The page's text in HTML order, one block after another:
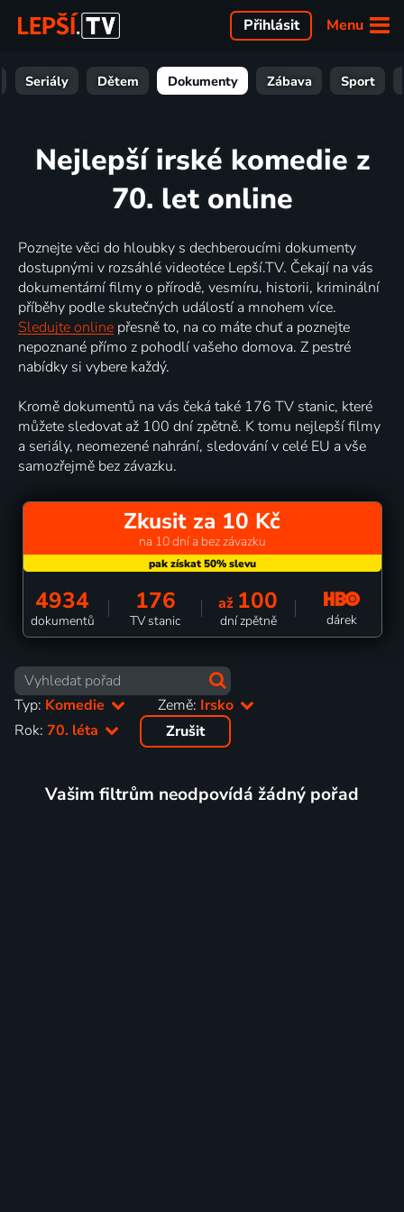
Menu
Přihlásit
Seriály Dětem Dokumenty Zábava Sport
Nejlepší irské komedie z
70. let online
Poznejte věci do hloubky s dechberoucími dokumenty
dostupnými v rozsáhlé videotéce Lepší.TV. Čekají na vás
dokumentární filmy o přírodě, vesmíru, historii, kriminální
příběhy podle skutečných událostí a mnohem více.
Sledujte online přesně to, na co máte chuť a poznejte
nepoznané přímo z pohodlí vašeho domova. Z pestré
nabídky si vybere každý.
Kromě dokumentů na vás čeká také 176 TV stanic, které
můžete sledovat až 100 dní zpětně. K tomu nejlepší filmy
a seriály, neomezené nahrání, sledování v celé EU a vše
samozřejmě bez závazku.
Zkusit za 10 Kč
na 10 dní a bez závazku
4934
dokumentů
176
TV stanic
až 100
dní zpětně dárek
Typ: Komedie Země: Irsko
Rok: 70. léta Zrušit
Vašim filtrům neodpovídá žádný pořad